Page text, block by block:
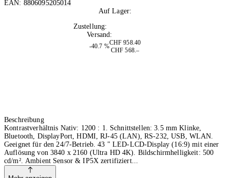
EAN: 8806095205014
Auf Lager:
Zustellung:
Versand:
-40.7 %
CHF 958.40
CHF 568.–
Beschreibung
Kontrastverhältnis Nativ: 1200 : 1. Schnittstellen: 3.5 mm Klinke,
Bluetooth, DisplayPort, HDMI, RJ-45 (LAN), RS-232, USB, WLAN.
Geeignet für den 24/7-Betrieb. 43 " LED-LCD-Display (16:9) mit einer
Auflösung von 3840 x 2160 (Ultra HD 4K). Bildschirmhelligkeit: 500
cd/m². Ambient Sensor & IP5X zertifiziert